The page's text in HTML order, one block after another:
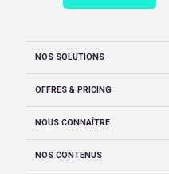
NOS SOLUTIONS
OFFRES & PRICING
NOUS CONNAÎTRE
NOS CONTENUS